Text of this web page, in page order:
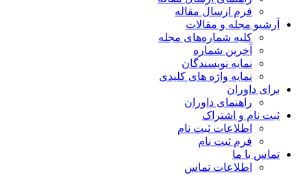
فرم ارسال مقاله
آرشیو مجله و مقالات
کلیه شماره‌های مجله
آخرین شماره
نمایه نویسندگان
نمایه واژه های کلیدی
برای داوران
راهنمای داوران
ثبت نام و اشتراک
اطلاعات ثبت نام
فرم ثبت نام
تماس با ما
اطلاعات تماس